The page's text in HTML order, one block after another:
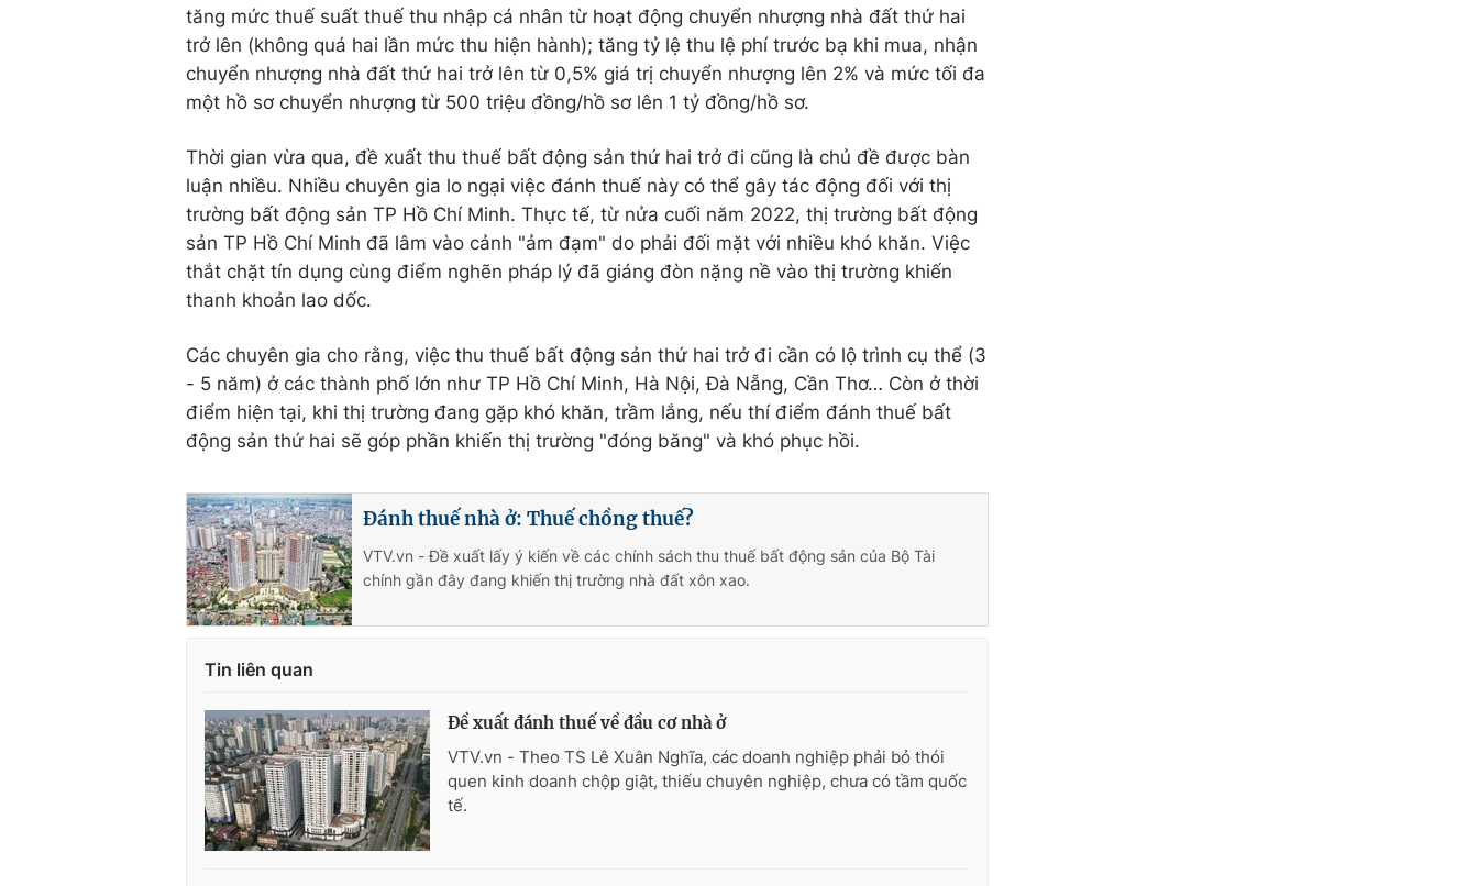
tăng mức thuế suất thuế thu nhập cá nhân từ hoạt động chuyển nhượng nhà đất thứ hai
trở lên (không quá hai lần mức thu hiện hành); tăng tỷ lệ thu lệ phí trước bạ khi mua, nhận
chuyển nhượng nhà đất thứ hai trở lên từ 0,5% giá trị chuyển nhượng lên 2% và mức tối đa
một hồ sơ chuyển nhượng từ 500 triệu đồng/hồ sơ lên 1 tỷ đồng/hồ sơ.
Thời gian vừa qua, đề xuất thu thuế bất động sản thứ hai trở đi cũng là chủ đề được bàn
luận nhiều. Nhiều chuyên gia lo ngại việc đánh thuế này có thể gây tác động đối với thị
trường bất động sản TP Hồ Chí Minh. Thực tế, từ nửa cuối năm 2022, thị trường bất động
sản TP Hồ Chí Minh đã lâm vào cảnh "ảm đạm" do phải đối mặt với nhiều khó khăn. Việc
thắt chặt tín dụng cùng điểm nghẽn pháp lý đã giáng đòn nặng nề vào thị trường khiến
thanh khoản lao dốc.
Các chuyên gia cho rằng, việc thu thuế bất động sản thứ hai trở đi cần có lộ trình cụ thể (3
- 5 năm) ở các thành phố lớn như TP Hồ Chí Minh, Hà Nội, Đà Nẵng, Cần Thơ… Còn ở thời
điểm hiện tại, khi thị trường đang gặp khó khăn, trầm lắng, nếu thí điểm đánh thuế bất
động sản thứ hai sẽ góp phần khiến thị trường "đóng băng" và khó phục hồi.
Đánh thuế nhà ở: Thuế chồng thuế?
VTV.vn - Đề xuất lấy ý kiến về các chính sách thu thuế bất động sản của Bộ Tài
chính gần đây đang khiến thị trường nhà đất xôn xao.
Tin liên quan
Đề xuất đánh thuế về đầu cơ nhà ở
VTV.vn - Theo TS Lê Xuân Nghĩa, các doanh nghiệp phải bỏ thói
quen kinh doanh chộp giật, thiếu chuyên nghiệp, chưa có tầm quốc
tế.